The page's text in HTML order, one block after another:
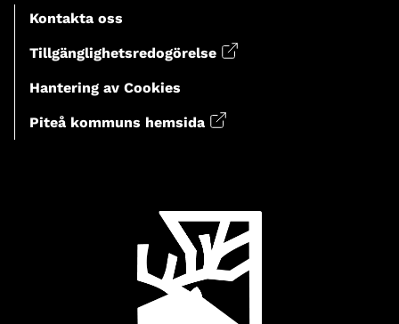
Kontakta oss
Tillgänglighetsredogörelse
Hantering av Cookies
Piteå kommuns hemsida